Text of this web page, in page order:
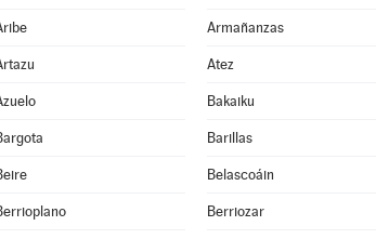
Armañanzas
Atez
Bakaiku
Barillas
Belascoáin
Berriozar